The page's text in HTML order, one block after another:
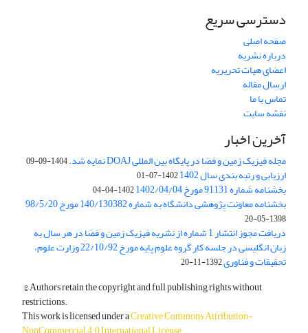
دسترسی سریع
صفحه اصلی
درباره نشریه
اعضای هیات تحریریه
ارسال مقاله
تماس با ما
نقشه سایت
آخرین اخبار
مجله فیزیک زمین و فضا در پایگاه بین المللی DOAJ نمایه شد. 1404-09-09
ارزیابی و رتبه بندی سال 1402 1402-07-01
بخشنامه شماره 91131 مورخ 1402/04/04 1402-04-04
بخشنامه معاونت پژوهشی دانشگاه به شماره 140/130382 مورخ 98/5/20
1398-05-20
دریافت مجوز انتشار 1 شماره از نشریه فیزیک زمین و فضا در هر سال به
زبان انگلیسی در جلسه کار گروه علوم پایه مورخ 22/10/92 وزارت علوم،
تحقیقات و فناوری1392-11-20
© Authors retain the copyright and full publishing rights without
restrictions.
This work is licensed under aCreative Commons Attribution-